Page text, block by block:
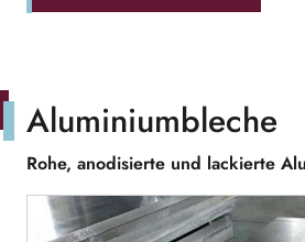
Rohe, anodisierte und lackierte
Aluminiumbleche